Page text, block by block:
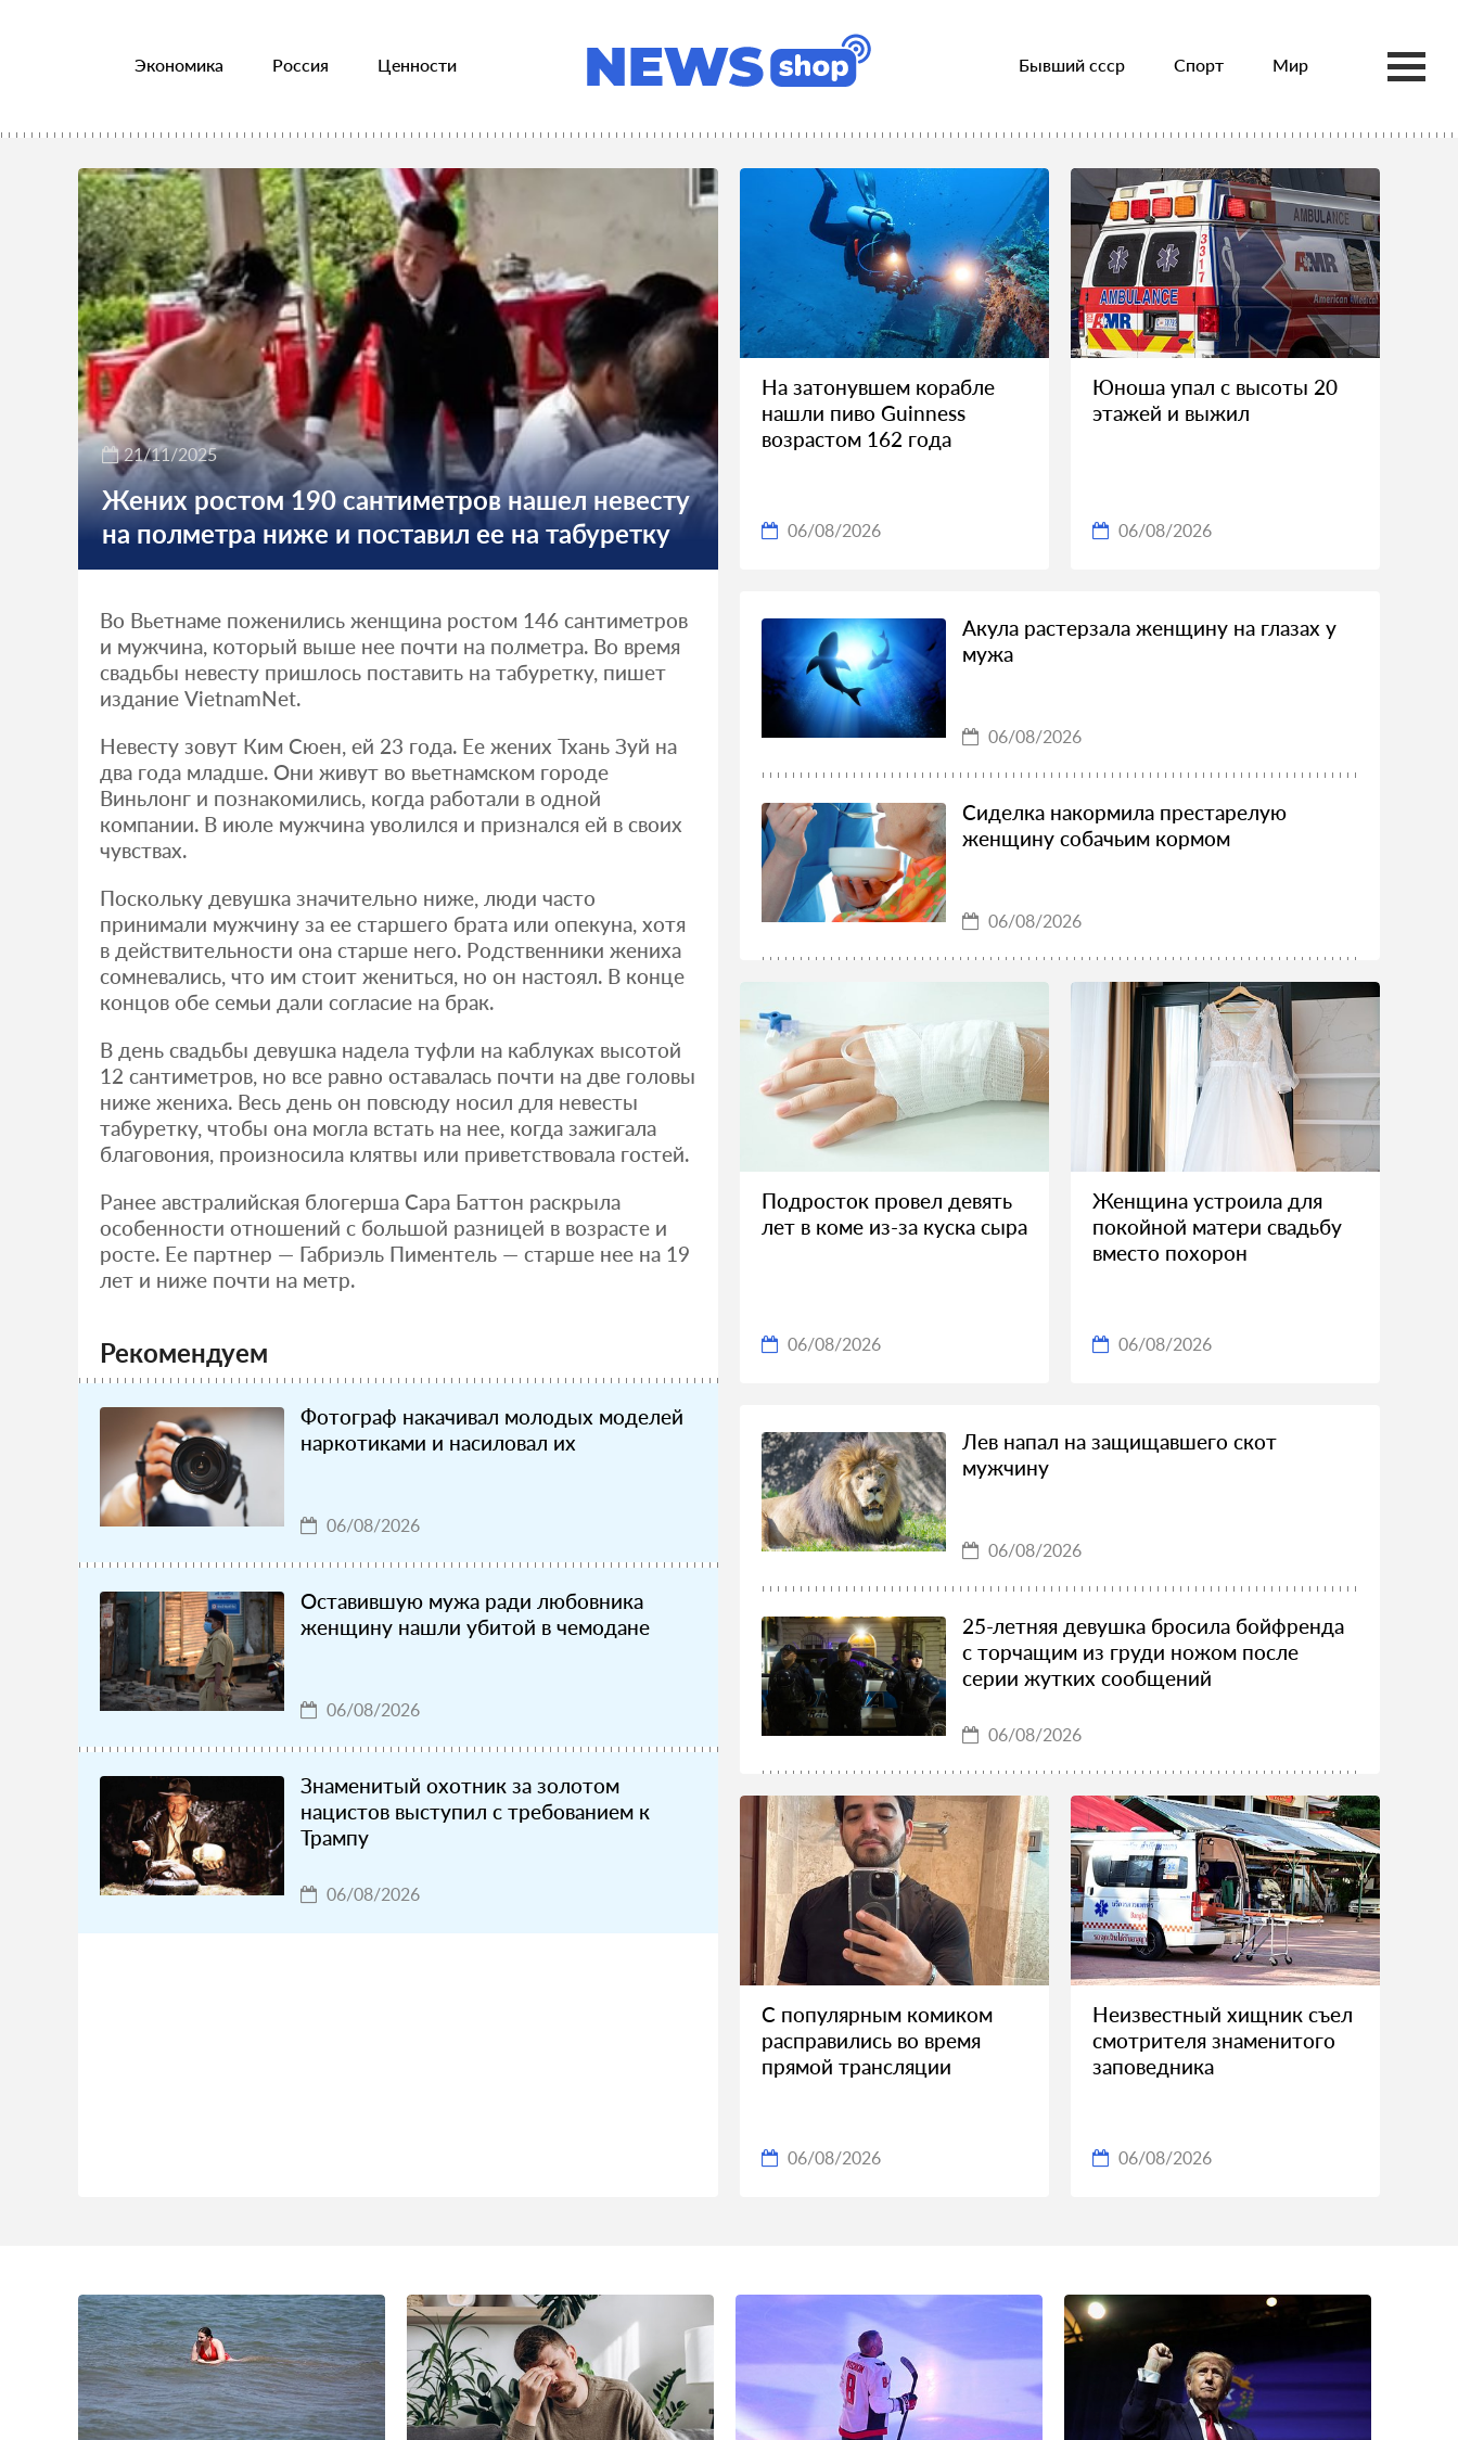
Экономика Россия Ценности Бывший ссср Спорт Мир
21/11/2025
Жених ростом 190 сантиметров нашел невесту
на полметра ниже и поставил ее на табуретку
Во Вьетнаме поженились женщина ростом 146 сантиметров
и мужчина, который выше нее почти на полметра. Во время
свадьбы невесту пришлось поставить на табуретку, пишет
издание VietnamNet.
Невесту зовут Ким Сюен, ей 23 года. Ее жених Тхань Зуй на
два года младше. Они живут во вьетнамском городе
Виньлонг и познакомились, когда работали в одной
компании. В июле мужчина уволился и признался ей в своих
чувствах.
Поскольку девушка значительно ниже, люди часто
принимали мужчину за ее старшего брата или опекуна, хотя
в действительности она старше него. Родственники жениха
сомневались, что им стоит жениться, но он настоял. В конце
концов обе семьи дали согласие на брак.
В день свадьбы девушка надела туфли на каблуках высотой
12 сантиметров, но все равно оставалась почти на две головы
ниже жениха. Весь день он повсюду носил для невесты
табуретку, чтобы она могла встать на нее, когда зажигала
благовония, произносила клятвы или приветствовала гостей.
Ранее австралийская блогерша Сара Баттон раскрыла
особенности отношений с большой разницей в возрасте и
росте. Ее партнер — Габриэль Пиментель — старше нее на 19
лет и ниже почти на метр.
Рекомендуем
Фотограф накачивал молодых моделей
наркотиками и насиловал их
06/08/2026
Оставившую мужа ради любовника
женщину нашли убитой в чемодане
06/08/2026
Знаменитый охотник за золотом
нацистов выступил с требованием к
Трампу
06/08/2026
На затонувшем корабле
нашли пиво Guinness
возрастом 162 года
06/08/2026
Юноша упал с высоты 20
этажей и выжил
06/08/2026
Акула растерзала женщину на глазах у
мужа
06/08/2026
Сиделка накормила престарелую
женщину собачьим кормом
06/08/2026
Подросток провел девять
лет в коме из-за куска сыра
06/08/2026
Женщина устроила для
покойной матери свадьбу
вместо похорон
06/08/2026
Лев напал на защищавшего скот
мужчину
06/08/2026
25-летняя девушка бросила бойфренда
с торчащим из груди ножом после
серии жутких сообщений
06/08/2026
С популярным комиком
расправились во время
прямой трансляции
06/08/2026
Неизвестный хищник съел
смотрителя знаменитого
заповедника
06/08/2026